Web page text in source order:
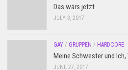
Das wärs jetzt
JULY 3, 2017
GAY / GRUPPEN / HARDCORE
Meine Schwester und Ich,
JUNE 27, 2017